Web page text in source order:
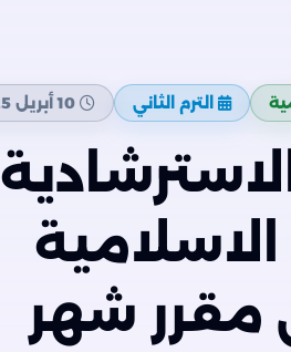
الترم الثاني 10 أبريل 2025
الاسلامية
مقرر شهر